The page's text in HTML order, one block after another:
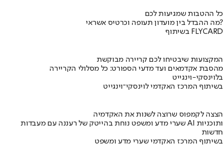
כל ההטבות שמגיעות לכם
מה ההבדל בין מועדון תעופה וכרטיס אשראי?
בשיתוף FLYCARD
המקצועות שיבטיחו לכם קריירה מבוקשת
מהסבת אקדמאים ועד מדעי הספורט: כל מסלולי הקריירה
בלוינסקי-וינגייט
בשיתוף המרכז האקדמי לוינסקי־וינגייט
הצצה לקמפוס שרוצה לשנות את האקדמיה
שערי מדע ומשפט נוחת בהייטק של רעננה עם מעבדות AI ותוכניות
חדשות
בשיתוף המרכז האקדמי שערי מדע ומשפט